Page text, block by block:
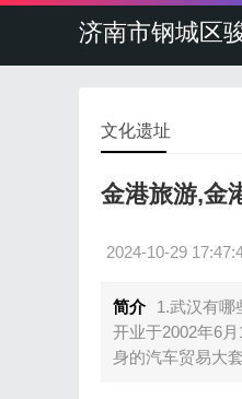
济南市钢城区
文化遗址
金港旅游,金
2024-10-29
简介
1.武汉有哪
开业于2002年6
身的汽车贸易大